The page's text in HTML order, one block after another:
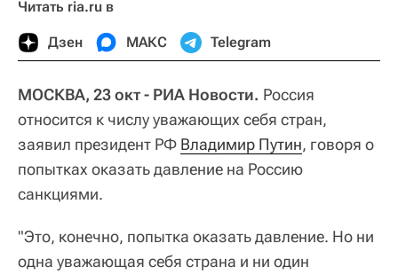
Читать ria.ru в
Дзен МАКС Telegram
МОСКВА, 23 окт - РИА Новости. Россия
относится к числу уважающих себя стран,
заявил президент РФ Владимир Путин, говоря о
попытках оказать давление на Россию
санкциями.
"Это, конечно, попытка оказать давление. Но ни
одна уважающая себя страна и ни один